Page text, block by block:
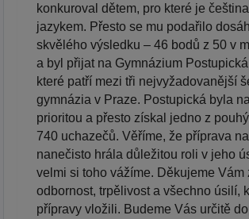
konkuroval dětem, pro které je
jazykem. Přesto se mu podařilo
skvělého výsledku – 46 bodů z 50 v
a byl přijat na Gymnázium
které patří mezi tři nejvyžadovanější
gymnázia v Praze. Postupická byla
prioritou a přesto získal jedno z
740 uchazečů. Věříme, že příprava
nanečisto hrála důležitou roli v jeho
velmi si toho vážíme. Děkujeme Vám
odbornost, trpělivost a všechno úsilí,
přípravy vložili. Budeme Vás určitě